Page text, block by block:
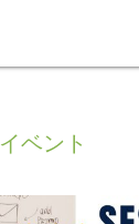
イベント